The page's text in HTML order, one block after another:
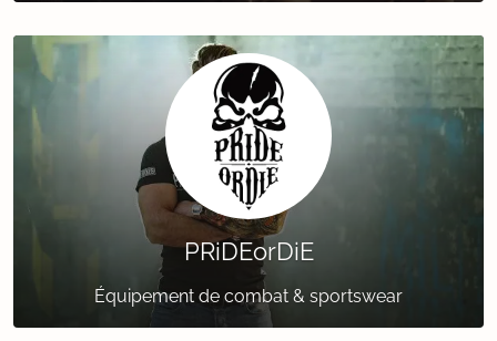
PRiDEorDiE
Équipement de combat & sportswear